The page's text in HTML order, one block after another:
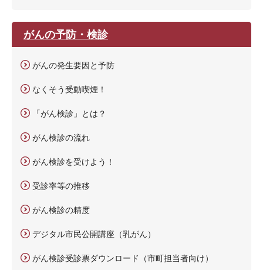
がんの予防・検診
がんの発生要因と予防
なくそう受動喫煙！
「がん検診」とは？
がん検診の流れ
がん検診を受けよう！
受診率等の推移
がん検診の精度
デジタル市民公開講座（乳がん）
がん検診受診票ダウンロード（市町担当者向け）